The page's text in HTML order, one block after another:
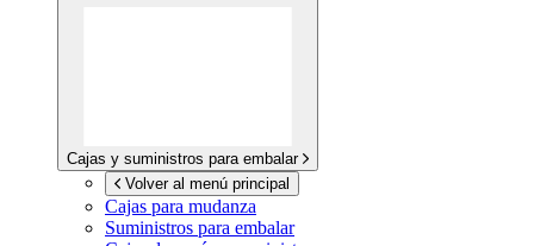
Cajas y suministros para embalar
Volver al menú principal
Cajas para mudanza
Suministros para embalar